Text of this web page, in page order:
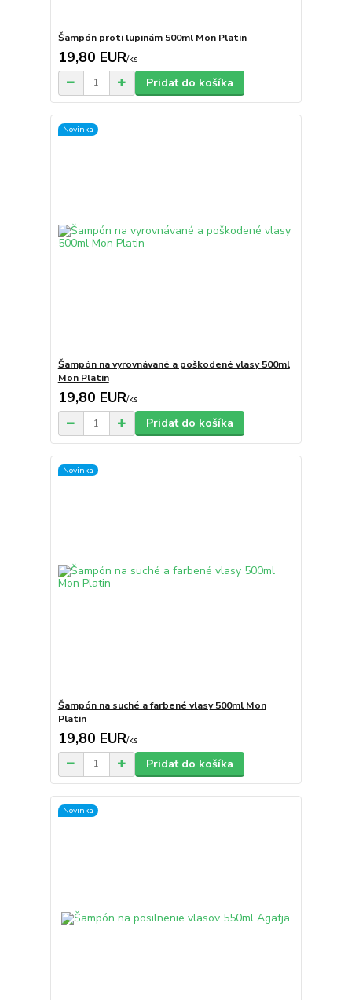
Šampón proti lupinám 500ml Mon Platin
19,80 EUR/ks
Pridať do košíka
Novinka
Šampón na vyrovnávané a poškodené vlasy 500ml
Mon Platin
19,80 EUR/ks
Pridať do košíka
Novinka
Šampón na suché a farbené vlasy 500ml Mon
Platin
19,80 EUR/ks
Pridať do košíka
Novinka